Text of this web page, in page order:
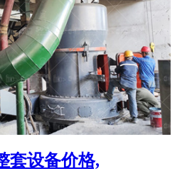
套设备价格,